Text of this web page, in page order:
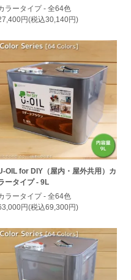
ラータイプ - 全64色
円(税込30,140円)
OIL for DIY（屋内・屋外共用）カ
ータイプ - 9L
ラータイプ - 全64色
円(税込69,300円)